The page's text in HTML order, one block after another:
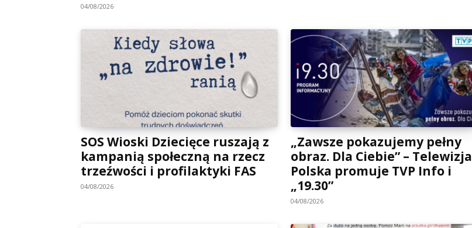
04/08/2026
SOS Wioski Dziecięce ruszają z
kampanią społeczną na rzecz
trzeźwości i profilaktyki FAS
04/08/2026
„Zawsze pokazujemy pełny
obraz. Dla Ciebie” – Telewizja
Polska promuje TVP Info i
„19.30”
04/08/2026